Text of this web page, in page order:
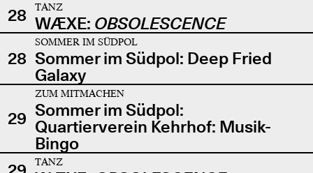
28
TANZ
WÆXE: OBSOLESCENCE
28
SOMMER IM SÜDPOL
Sommer im Südpol: Deep Fried
Galaxy
29
ZUM MITMACHEN
Sommer im Südpol:
Quartierverein Kehrhof: Musik-
Bingo
TANZ